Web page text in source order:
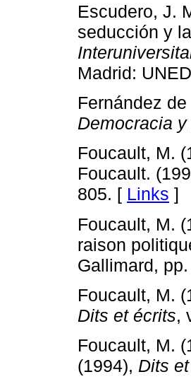
Escudero, J.
seducción y
Madrid:
Fernández
Democracia
Foucault, M.
Foucault.
805. [ Links ]
Foucault, M.
raison
Gallimard,
Foucault, M.
Dits et écrits,
Foucault, M.
(1994), Dits